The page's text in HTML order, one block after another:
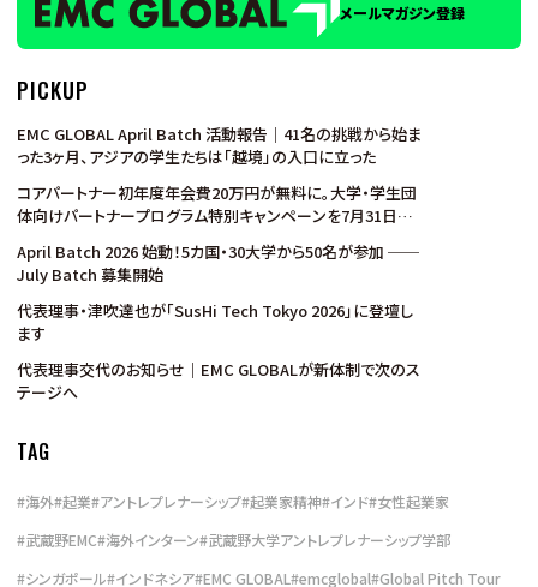
メールマガジン登録
PICKUP
EMC GLOBAL April Batch 活動報告｜41名の挑戦から始ま
った3ヶ月、アジアの学生たちは「越境」の入口に立った
コアパートナー初年度年会費20万円が無料に。大学・学生団
体向けパートナープログラム特別キャンペーンを7月31日ま
April Batch 2026 始動！5カ国・30大学から50名が参加 ──
July Batch 募集開始
代表理事・津吹達也が「SusHi Tech Tokyo 2026」に登壇し
ます
代表理事交代のお知らせ｜EMC GLOBALが新体制で次のス
テージへ
TAG
#海外#起業#アントレプレナーシップ#起業家精神#インド#女性起業家
#武蔵野EMC#海外インターン#武蔵野大学アントレプレナーシップ学部
#シンガポール#インドネシア#EMC GLOBAL#emcglobal#Global Pitch Tour